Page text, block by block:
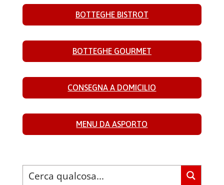
BOTTEGHE BISTROT
BOTTEGHE GOURMET
CONSEGNA A DOMICILIO
MENU DA ASPORTO